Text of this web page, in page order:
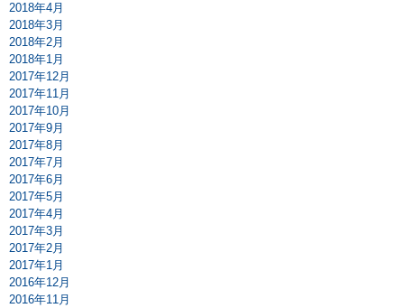
2018年4月
2018年3月
2018年2月
2018年1月
2017年12月
2017年11月
2017年10月
2017年9月
2017年8月
2017年7月
2017年6月
2017年5月
2017年4月
2017年3月
2017年2月
2017年1月
2016年12月
2016年11月